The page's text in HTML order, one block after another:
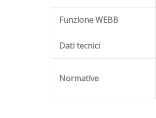
Funzione WEBB
Dati tecnici
Normative